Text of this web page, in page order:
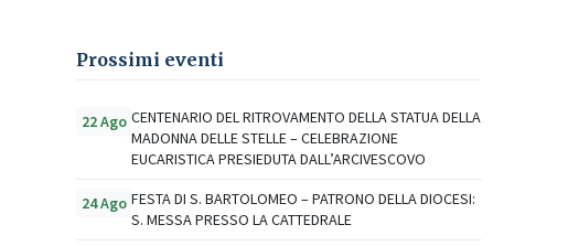
Prossimi eventi
22 Ago CENTENARIO DEL RITROVAMENTO DELLA STATUA DELLA
MADONNA DELLE STELLE – CELEBRAZIONE
EUCARISTICA PRESIEDUTA DALL’ARCIVESCOVO
24 Ago FESTA DI S. BARTOLOMEO – PATRONO DELLA DIOCESI:
S. MESSA PRESSO LA CATTEDRALE